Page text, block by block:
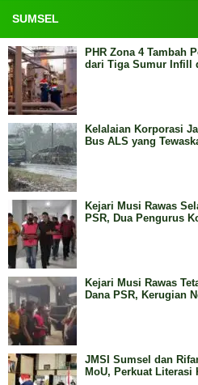
SUMSEL
PHR Zona 4 Tambah
dari Tiga Sumur Infill
Kelalaian Korporasi
Bus ALS yang
Kejari Musi Rawas
PSR, Dua Pengurus
Kejari Musi Rawas
Dana PSR, Kerugian
JMSI Sumsel dan
MoU, Perkuat Literasi